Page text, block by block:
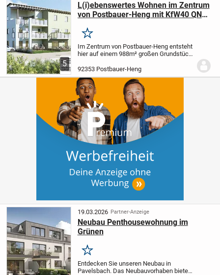
5
L(i)ebenswertes Wohnen im Zentrum
von Postbauer-Heng mit KfW40 QNG:
und Gartenanteil
Merken
Im Zentrum von Postbauer-Heng entsteht
hier auf einem 988m² großen Grundstück
zum Teil überdachten Außenstellplätzen
in umwelfreundlicher KfW 40 QNG-
Bauweise...
92353 Postbauer-Heng
19.03.2026 Partner-Anzeige
Neubau Penthousewohnung im
Grünen
Merken
Entdecken Sie unseren Neubau in
Pavelsbach. Das Neubauvorhaben bietet